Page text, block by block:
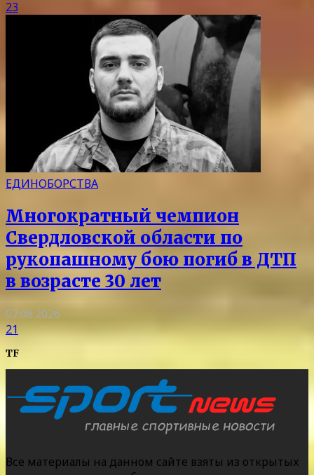
23
ЕДИНОБОРСТВА
Многократный чемпион
Свердловской области по
рукопашному бою погиб в ДТП
в возрасте 30 лет
07.08.2026
21
TF
Все материалы на данном сайте взяты из открытых